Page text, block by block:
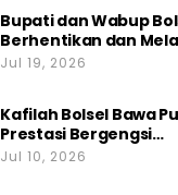
Bupati dan Wabup
Berhentikan dan
Jul 19, 2026
Kafilah Bolsel Bawa
Prestasi Bergengsi…
Jul 10, 2026